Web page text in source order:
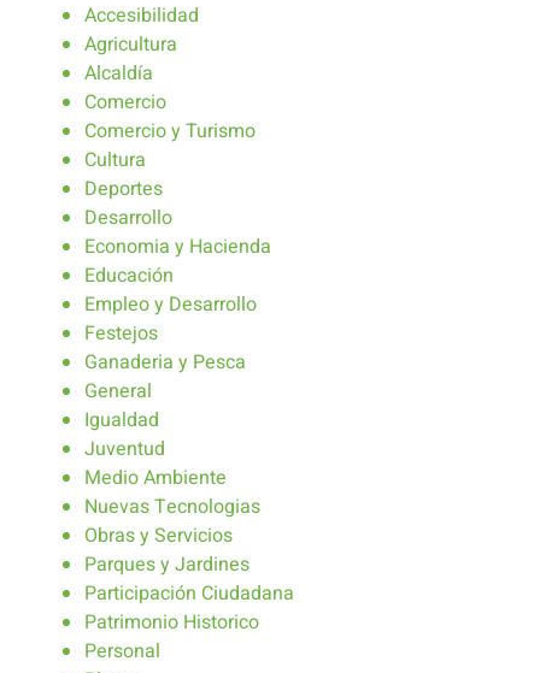
Accesibilidad
Agricultura
Alcaldía
Comercio
Comercio y Turismo
Cultura
Deportes
Desarrollo
Economia y Hacienda
Educación
Empleo y Desarrollo
Festejos
Ganaderia y Pesca
General
Igualdad
Juventud
Medio Ambiente
Nuevas Tecnologias
Obras y Servicios
Parques y Jardines
Participación Ciudadana
Patrimonio Historico
Personal